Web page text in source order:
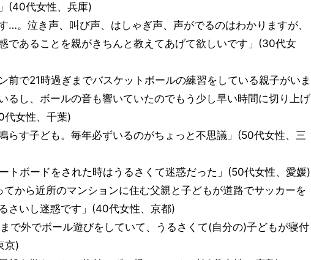
(40代女性、兵庫)
…。泣き声、叫び声、はしゃぎ声、声がでるのはわかりますが、
であることを親がきちんと教えてあげて欲しいです」(30代女
前で21時過ぎまでバスケットボールの練習をしている親子がいま
るし、ボールの音も響いていたのでもう少し早い時間に切り上げ
代女性、千葉)
らす子ども。毎年必ずいるのがちょっと不思議」(50代女性、三
トボードをされた時はうるさくて迷惑だった」(50代女性、愛媛)
てから近所のマンションに住む父親と子どもが道路でサッカーを
さいし迷惑です」(40代女性、京都)
で外でボール遊びをしていて、うるさくて(自分の)子どもが寝付
京)